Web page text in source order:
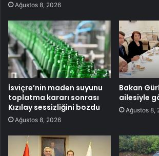
Ağustos 8, 2026
İsviçre’nin maden suyunu
toplatma kararı sonrası
Kızılay sessizliğini bozdu
Ağustos 8, 2026
Bakan
ailesiyle
Ağustos 8,